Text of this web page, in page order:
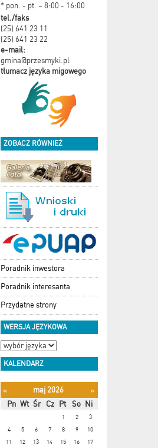
* pon. - pt. – 8:00 - 16:00
tel./faks
(25) 641 23 11
(25) 641 23 22
e-mail:
gmina@przesmyki.pl
tłumacz języka migowego
ZOBACZ RÓWNIEŻ
Poradnik inwestora
Poradnik interesanta
Przydatne strony
WERSJA JĘZYKOWA
KALENDARZ
« maj 2026
»
Pn Wt Śr Cz Pt So Ni
1 2
3
4
5 6 7 8 9
10
11
12 13 14 15 16
17